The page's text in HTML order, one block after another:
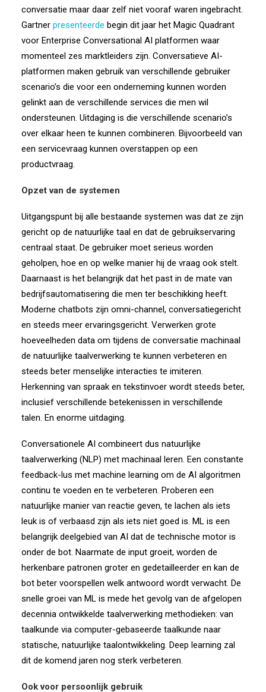
conversatie maar daar zelf niet vooraf waren ingebracht.
Gartner presenteerde begin dit jaar het Magic Quadrant
voor Enterprise Conversational AI platformen waar
momenteel zes marktleiders zijn. Conversatieve AI-
platformen maken gebruik van verschillende gebruiker
scenario’s die voor een onderneming kunnen worden
gelinkt aan de verschillende services die men wil
ondersteunen. Uitdaging is die verschillende scenario’s
over elkaar heen te kunnen combineren. Bijvoorbeeld van
een servicevraag kunnen overstappen op een
productvraag.
Opzet van de systemen
Uitgangspunt bij alle bestaande systemen was dat ze zijn
gericht op de natuurlijke taal en dat de gebruikservaring
centraal staat. De gebruiker moet serieus worden
geholpen, hoe en op welke manier hij de vraag ook stelt.
Daarnaast is het belangrijk dat het past in de mate van
bedrijfsautomatisering die men ter beschikking heeft.
Moderne chatbots zijn omni-channel, conversatiegericht
en steeds meer ervaringsgericht. Verwerken grote
hoeveelheden data om tijdens de conversatie machinaal
de natuurlijke taalverwerking te kunnen verbeteren en
steeds beter menselijke interacties te imiteren.
Herkenning van spraak en tekstinvoer wordt steeds beter,
inclusief verschillende betekenissen in verschillende
talen. En enorme uitdaging.
Conversationele AI combineert dus natuurlijke
taalverwerking (NLP) met machinaal leren. Een constante
feedback-lus met machine learning om de AI algoritmen
continu te voeden en te verbeteren. Proberen een
natuurlijke manier van reactie geven, te lachen als iets
leuk is of verbaasd zijn als iets niet goed is. ML is een
belangrijk deelgebied van AI dat de technische motor is
onder de bot. Naarmate de input groeit, worden de
herkenbare patronen groter en gedetailleerder en kan de
bot beter voorspellen welk antwoord wordt verwacht. De
snelle groei van ML is mede het gevolg van de afgelopen
decennia ontwikkelde taalverwerking methodieken: van
taalkunde via computer-gebaseerde taalkunde naar
statische, natuurlijke taalontwikkeling. Deep learning zal
dit de komend jaren nog sterk verbeteren.
Ook voor persoonlijk gebruik